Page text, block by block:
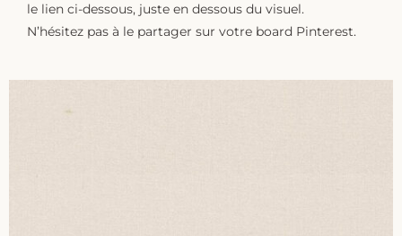
le lien ci-dessous, juste en dessous du visuel.
N’hésitez pas à le partager sur votre board Pinterest.